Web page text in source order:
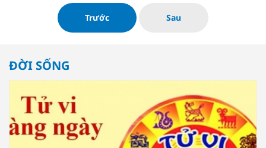
Trước Sau
ĐỜI SỐNG